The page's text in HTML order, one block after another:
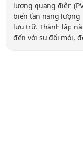
lượng quang điện
biến tần năng lượng
lưu trữ. Thành lập
đến với sự đổi mới,